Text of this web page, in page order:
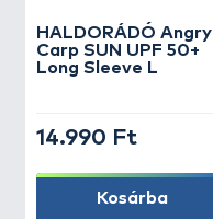
HALDORÁDÓ Angry
Carp SUN UPF 50+
Long Sleeve L
14.990 Ft
Kosárba